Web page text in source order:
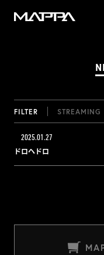
MAPPA
FILTER STREAMING
2025.01.27
ドロヘドロ